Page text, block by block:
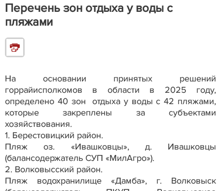
Перечень зон отдыха у воды с
пляжами
На основании принятых решений
горрайисполкомов в области в 2025 году,
определено 40 зон отдыха у воды с 42 пляжами,
которые закреплены за субъектами
хозяйствования.
1. Берестовицкий район.
Пляж оз. «Ивашковцы», д. Ивашковцы
(балансодержатель СУП «МилАгро»).
2. Волковысский район.
Пляж водохранилище «Дамба», г. Волковыск